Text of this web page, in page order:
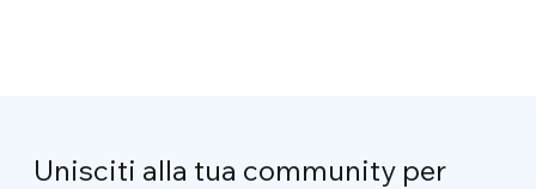
Unisciti alla tua community per